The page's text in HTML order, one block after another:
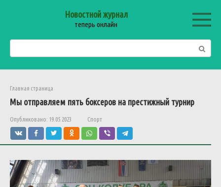
Новостной журнал
теперь онлайн
Главная страница
Мы отправляем пять боксеров на престижный турнир
Опубликовано: 19.05.2023 Спорт